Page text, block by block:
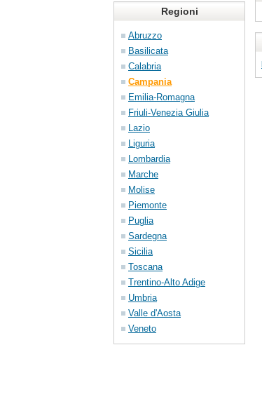
Regioni
Abruzzo
Basilicata
Calabria
Campania
Emilia-Romagna
Friuli-Venezia Giulia
Lazio
Liguria
Lombardia
Marche
Molise
Piemonte
Puglia
Sardegna
Sicilia
Toscana
Trentino-Alto Adige
Umbria
Valle d'Aosta
Veneto